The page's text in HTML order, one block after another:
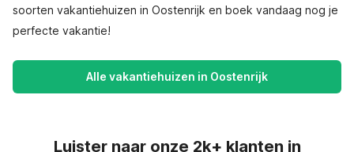
soorten vakantiehuizen in Oostenrijk en boek vandaag nog je
perfecte vakantie!
Alle vakantiehuizen in Oostenrijk
Luister naar onze 2k+ klanten in